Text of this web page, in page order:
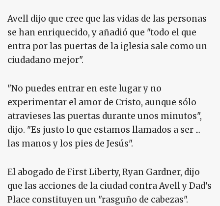
Avell dijo que cree que las vidas de las personas
se han enriquecido, y añadió que "todo el que
entra por las puertas de la iglesia sale como un
ciudadano mejor".
"No puedes entrar en este lugar y no
experimentar el amor de Cristo, aunque sólo
atravieses las puertas durante unos minutos",
dijo. "Es justo lo que estamos llamados a ser ...
las manos y los pies de Jesús".
El abogado de First Liberty, Ryan Gardner, dijo
que las acciones de la ciudad contra Avell y Dad's
Place constituyen un "rasguño de cabezas".